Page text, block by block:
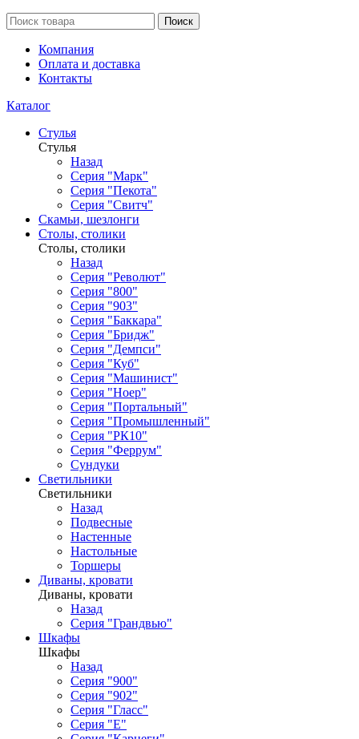
Поиск
Компания
Оплата и доставка
Контакты
Каталог
Стулья
Стулья
Назад
Серия "Марк"
Серия "Пекота"
Серия "Свитч"
Скамьи, шезлонги
Столы, столики
Столы, столики
Назад
Серия "Револют"
Серия "800"
Серия "903"
Серия "Баккара"
Серия "Бридж"
Серия "Демпси"
Серия "Куб"
Серия "Машинист"
Серия "Ноер"
Серия "Портальный"
Серия "Промышленный"
Серия "РК10"
Серия "Феррум"
Сундуки
Светильники
Светильники
Назад
Подвесные
Настенные
Настольные
Торшеры
Диваны, кровати
Диваны, кровати
Назад
Серия "Грандвью"
Шкафы
Шкафы
Назад
Серия "900"
Серия "902"
Серия "Гласс"
Серия "Е"